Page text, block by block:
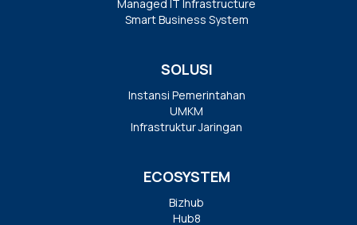
Managed IT Infrastructure
Smart Business System
SOLUSI
Instansi Pemerintahan
UMKM
Infrastruktur Jaringan
ECOSYSTEM
Bizhub
Hub8